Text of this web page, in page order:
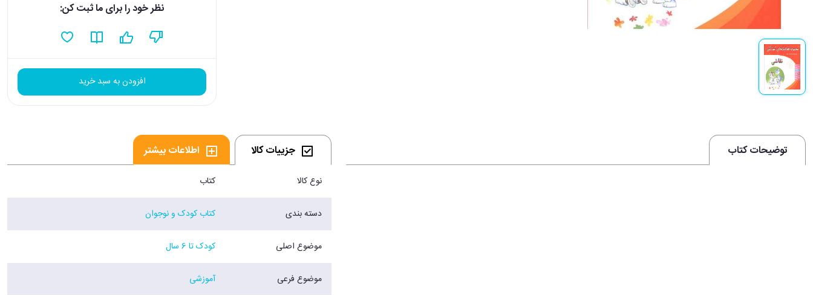
نظر خود را برای ما ثبت کن:
افزودن به سبد خرید
توضیحات کتاب جزییات کالا اطلاعات بیشتر
نوع کالا کتاب
دسته بندی کتاب کودک و نوجوان
موضوع اصلی کودک تا 6 سال
موضوع فرعی آموزشی